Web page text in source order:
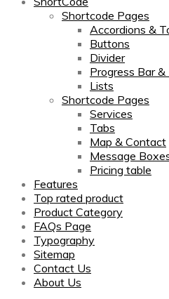
Shortcode Pages
Accordions &
Buttons
Divider
Progress Bar
Lists
Shortcode Pages
Services
Tabs
Map & Contact
Message
Pricing table
Features
Top rated product
Product Category
FAQs Page
Typography
Sitemap
Contact Us
About Us